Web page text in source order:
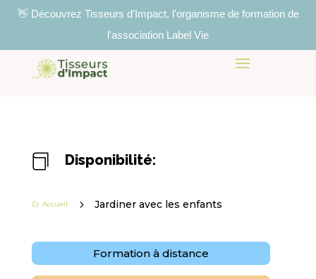
👋 Découvrez Tisseurs d'Impact, l'organisme de formation de
l'association Label Vie
 Disponibilité:
 Accueil 5 Jardiner avec les enfants
Formation à distance